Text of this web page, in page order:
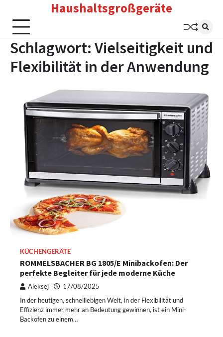
content
Haushaltsgroßgeräte
Schlagwort: Vielseitigkeit und
Flexibilität in der Anwendung
KÜCHENGERÄTE
ROMMELSBACHER BG 1805/E Minibackofen: Der
perfekte Begleiter für jede moderne Küche
Aleksej 17/08/2025
In der heutigen, schnelllebigen Welt, in der Flexibilität und
Effizienz immer mehr an Bedeutung gewinnen, ist ein Mini-
Backofen zu einem…